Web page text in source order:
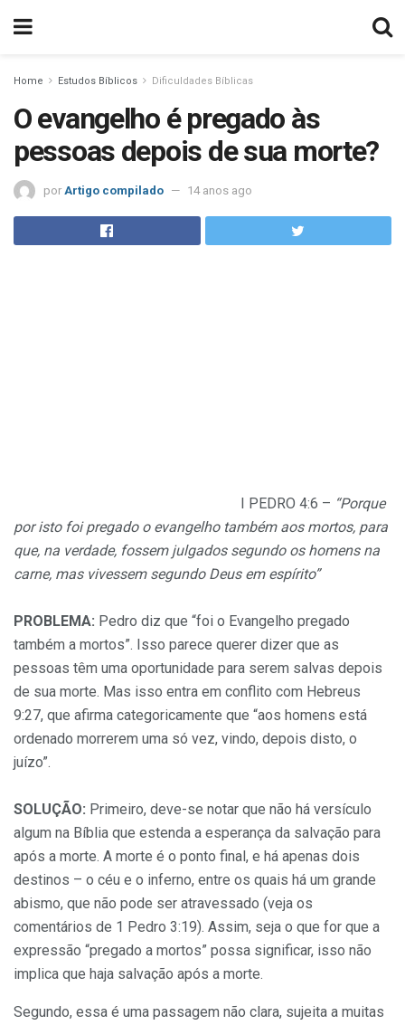
Home Estudos Bíblicos Dificuldades Bíblicas
O evangelho é pregado às
pessoas depois de sua morte?
por Artigo compilado 14 anos ago
I PEDRO 4:6 – “Porque
por isto foi pregado o evangelho também aos mortos, para
que, na verdade, fossem julgados segundo os homens na
carne, mas vivessem segundo Deus em espírito”
PROBLEMA: Pedro diz que “foi o Evangelho pregado
também a mortos”. Isso parece querer dizer que as
pessoas têm uma oportunidade para serem salvas depois
de sua morte. Mas isso entra em conflito com Hebreus
9:27, que afirma categoricamente que “aos homens está
ordenado morrerem uma só vez, vindo, depois disto, o
juízo”.
SOLUÇÃO: Primeiro, deve-se notar que não há versículo
algum na Bíblia que estenda a esperança da salvação para
após a morte. A morte é o ponto final, e há apenas dois
destinos – o céu e o inferno, entre os quais há um grande
abismo, que não pode ser atravessado (veja os
comentários de 1 Pedro 3:19). Assim, seja o que for que a
expressão “pregado a mortos” possa significar, isso não
implica que haja salvação após a morte.
Segundo, essa é uma passagem não clara, sujeita a muitas